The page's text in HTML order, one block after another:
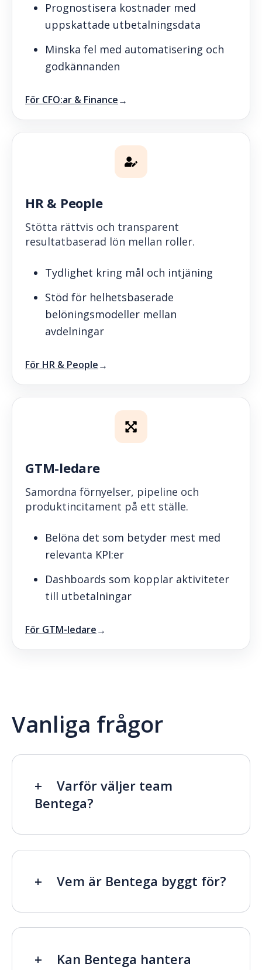
Prognostisera kostnader med
uppskattade utbetalningsdata
Minska fel med automatisering och
godkännanden
För CFO:ar & Finance→
HR & People
Stötta rättvis och transparent
resultatbaserad lön mellan roller.
Tydlighet kring mål och intjäning
Stöd för helhetsbaserade
belöningsmodeller mellan
avdelningar
För HR & People→
GTM-ledare
Samordna förnyelser, pipeline och
produktincitament på ett ställe.
Belöna det som betyder mest med
relevanta KPI:er
Dashboards som kopplar aktiviteter
till utbetalningar
För GTM-ledare→
Vanliga frågor
Varför väljer team
Bentega?
Vem är Bentega byggt för?
Kan Bentega hantera